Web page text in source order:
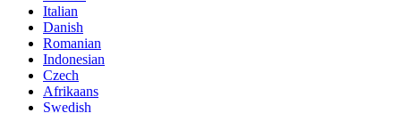
Italian
Danish
Romanian
Indonesian
Czech
Afrikaans
Swedish